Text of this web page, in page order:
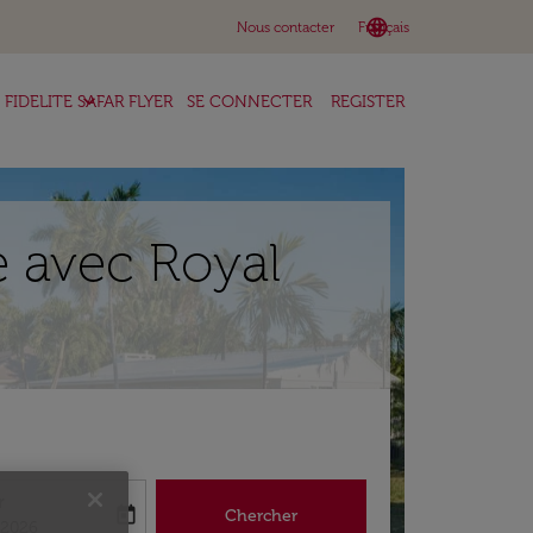
Nous contacter language
Français
keyboard_arrow_down
FIDELITE SAFAR FLYER
keyboard_arrow_down SE CONNECTER REGISTER
avec Royal
return-date-aria-label
today Chercher